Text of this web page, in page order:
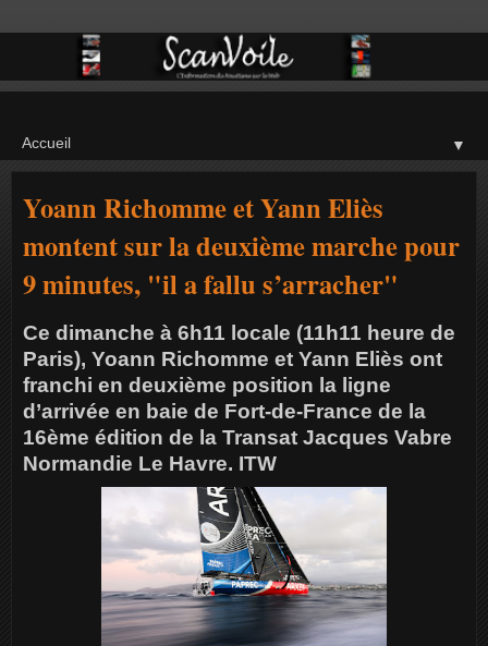
▼
Yoann Richomme et Yann Eliès
montent sur la deuxième marche pour
9 minutes, "il a fallu s’arracher"
Ce dimanche à 6h11 locale (11h11 heure de
Paris), Yoann Richomme et Yann Eliès ont
franchi en deuxième position la ligne
d’arrivée en baie de Fort-de-France de la
16ème édition de la Transat Jacques Vabre
Normandie Le Havre. ITW